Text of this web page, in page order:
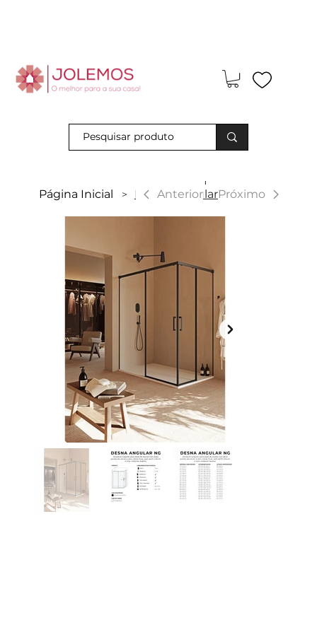
Página Inicial > Desna Angular Ng
Anterior Próximo